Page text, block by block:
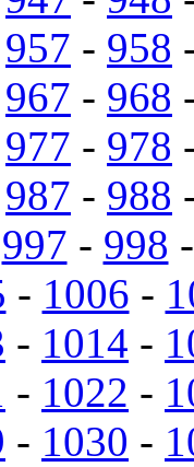
957 - 958
967 - 968
977 - 978
987 - 988
997 - 998 -
- 1006 -
- 1014 -
- 1022 -
- 1030 -